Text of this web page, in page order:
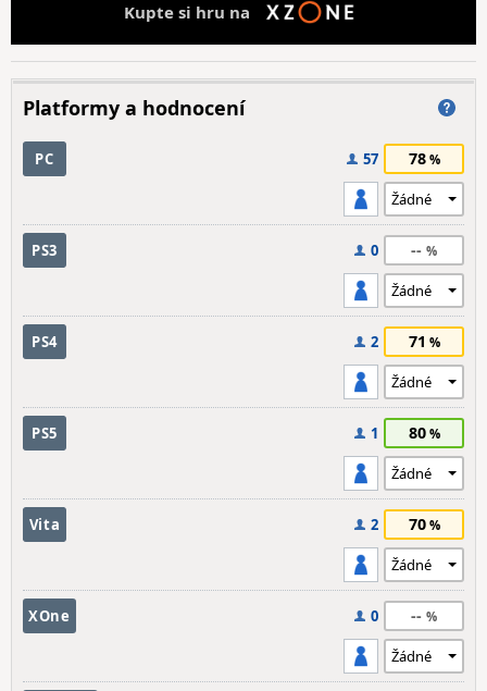
Kupte si hru na
Platformy a hodnocení
PC 57 78
PS3 0 --
PS4 2 71
PS5 1 80
Vita 2 70
XOne 0 --